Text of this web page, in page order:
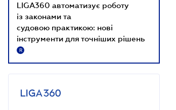
LIGA360 автоматизує роботу
із законами та
судовою практикою: нові
інструменти для точніших рішень
R